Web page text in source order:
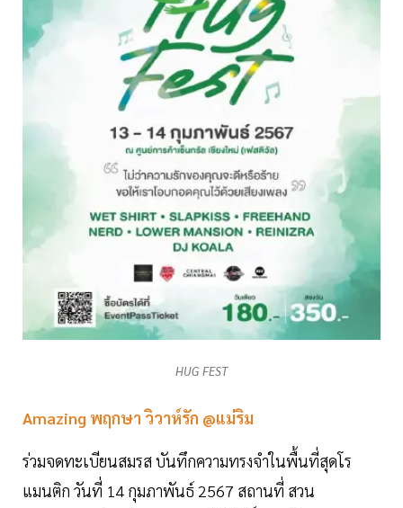
HUG FEST
Amazing พฤกษา วิวาห์รัก @แม่ริม
ร่วมจดทะเบียนสมรส บันทึกความทรงจำในพื้นที่สุดโร
แมนติก วันที่ 14 กุมภาพันธ์ 2567 สถานที่ สวน